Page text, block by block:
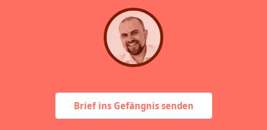
Brief ins Gefängnis senden